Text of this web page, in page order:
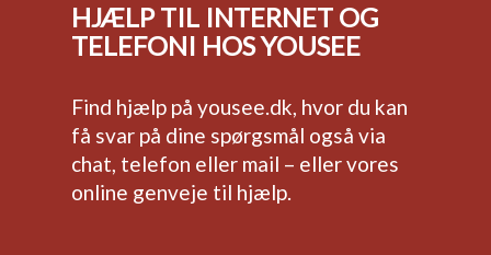
HJÆLP TIL INTERNET OG
TELEFONI HOS YOUSEE
Find hjælp på yousee.dk, hvor du kan
få svar på dine spørgsmål også via
chat, telefon eller mail – eller vores
online genveje til hjælp.